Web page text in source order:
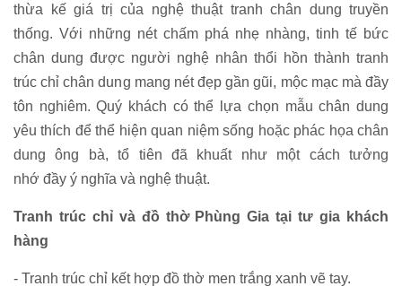
thừa kế giá trị của nghệ thuật tranh chân dung truyền
thống. Với những nét chấm phá nhẹ nhàng, tinh tế bức
chân dung được người nghệ nhân thổi hồn thành tranh
trúc chỉ chân dung mang nét đẹp gần gũi, mộc mạc mà đầy
tôn nghiêm. Quý khách có thể lựa chọn mẫu chân dung
yêu thích để thể hiện quan niệm sống hoặc phác họa chân
dung ông bà, tổ tiên đã khuất như một cách tưởng
nhớ đầy ý nghĩa và nghệ thuật.
Tranh trúc chỉ và đồ thờ Phùng Gia tại tư gia khách
hàng
- Tranh trúc chỉ kết hợp đồ thờ men trắng xanh vẽ tay.